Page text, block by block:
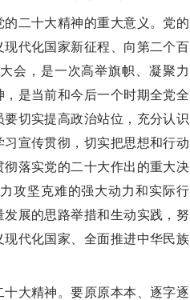
二十大精神的重大意义。党的
代化国家新征程、向第二个百
会，是一次高举旗帜、凝聚力
是当前和今后一个时期全党全
切实提高政治站位，充分认识
宣传贯彻，切实把思想和行动
落实党的二十大作出的重大决
攻坚克难的强大动力和实际行
展的思路举措和生动实践，努
代化国家、全面推进中华民族
大精神。要原原本本、逐字逐